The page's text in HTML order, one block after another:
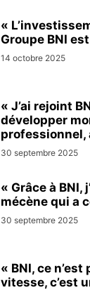
«
Groupe BNI
14 octobre 2025
« J’ai rejoint
développer
professionnel,
30 septembre 2025
« Grâce à BNI,
mécène qui a
30 septembre 2025
« BNI, ce
vitesse, c’est